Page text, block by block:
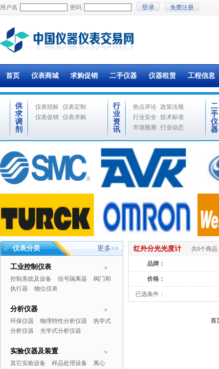
用户名 密码 免费注册
首页 仪表商城 求购促销 二手仪器 仪器租赁 工程信息
供
求
调
剂
仪表招标 仪表定制
仪表促销
仪表求购
行
业
资
讯
热点评论 政策法规
行业安全
技术标准
市场预测
行业动态
二
手
仪
器
仪表分类 更多>>
>
工业控制仪表
控制系统及设备 信号隔离器
阀门和
执行器
物位仪表
>
分析仪器
环保仪器 物理特性分析仪器
热学式
分析仪器
光学式分析仪器
>
实验仪器及装置
其它实验设备 样品处理设备
离心
红外分光光度计 共0个商品
品牌：
价格：
已选条件：
首